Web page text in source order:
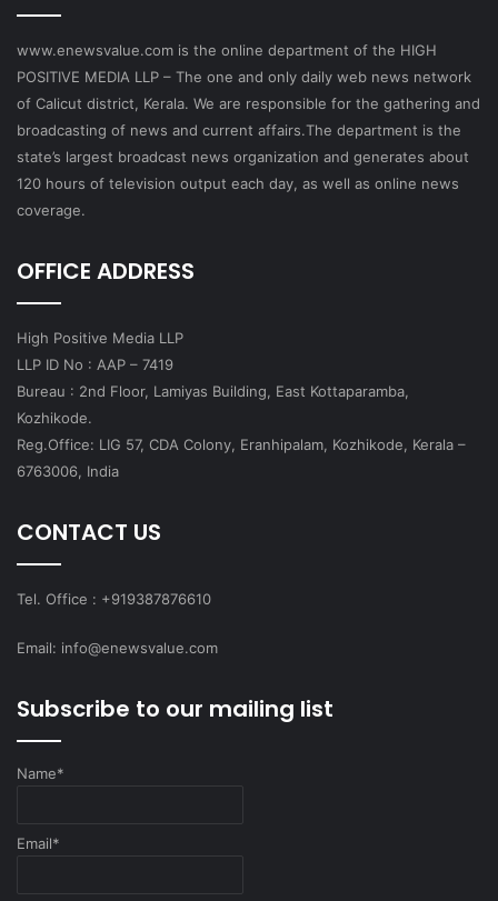
www.enewsvalue.com is the online department of the HIGH
POSITIVE MEDIA LLP – The one and only daily web news network
of Calicut district, Kerala. We are responsible for the gathering and
broadcasting of news and current affairs.The department is the
state’s largest broadcast news organization and generates about
120 hours of television output each day, as well as online news
coverage.
OFFICE ADDRESS
High Positive Media LLP
LLP ID No : AAP – 7419
Bureau : 2nd Floor, Lamiyas Building, East Kottaparamba,
Kozhikode.
Reg.Office: LIG 57, CDA Colony, Eranhipalam, Kozhikode, Kerala –
6763006, India
CONTACT US
Tel. Office : +919387876610
Email: info@enewsvalue.com
Subscribe to our mailing list
Name*
Email*